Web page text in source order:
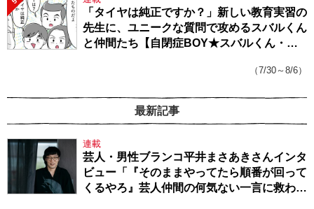
「タイヤは純正ですか？」新しい教育実習の
先生に、ユニークな質問で攻めるスバルくん
と仲間たち【自閉症BOY★スバルくん・
（7/30～8/6）
最新記事
連載
芸人・男性ブランコ平井まさあきさんインタ
ビュー「『そのままやってたら順番が回って
くるやろ』芸人仲間の何気ない一言に救われ